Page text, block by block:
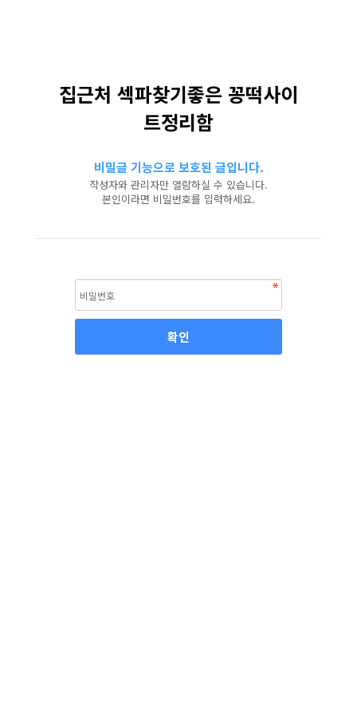
집근처 섹파찾기좋은 꽁떡사이
트정리함
비밀글 기능으로 보호된 글입니다.
작성자와 관리자만 열람하실 수 있습니다.
본인이라면 비밀번호를 입력하세요.